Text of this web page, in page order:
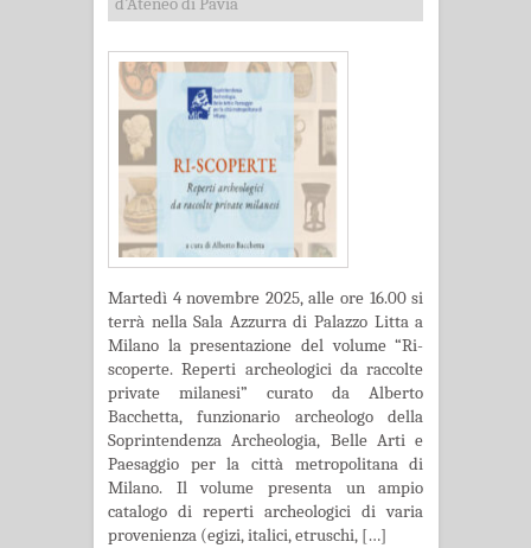
Martedì 4 novembre 2025, alle ore 16.00 si
terrà nella Sala Azzurra di Palazzo Litta a
Milano la presentazione del volume “Ri-
scoperte. Reperti archeologici da raccolte
private milanesi” curato da Alberto
Bacchetta, funzionario archeologo della
Soprintendenza Archeologia, Belle Arti e
Paesaggio per la città metropolitana di
Milano. Il volume presenta un ampio
catalogo di reperti archeologici di varia
provenienza (egizi, italici, etruschi, […]